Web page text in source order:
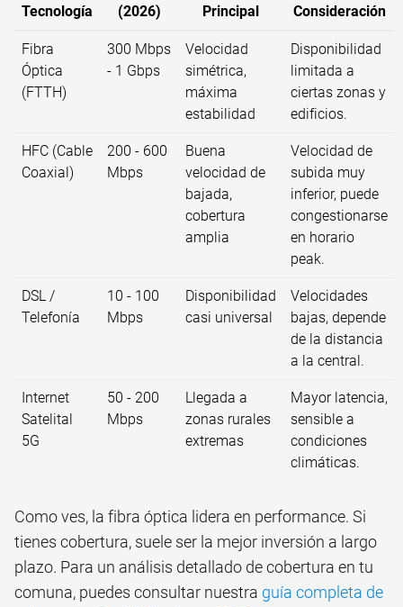
Tecnología
(2026)
Principal
Consideración
Fibra
Óptica
(FTTH)
300 Mbps
- 1 Gbps
Velocidad
simétrica,
máxima
estabilidad
Disponibilidad
limitada a
ciertas zonas y
edificios.
HFC (Cable
Coaxial)
200 - 600
Mbps
Buena
velocidad de
bajada,
cobertura
amplia
Velocidad de
subida muy
inferior, puede
congestionarse
en horario
peak.
DSL /
Telefonía
10 - 100
Mbps
Disponibilidad
casi universal
Velocidades
bajas, depende
de la distancia
a la central.
Internet
Satelital
5G
50 - 200
Mbps
Llegada a
zonas rurales
extremas
Mayor latencia,
sensible a
condiciones
climáticas.
Como ves, la fibra óptica lidera en performance. Si
tienes cobertura, suele ser la mejor inversión a largo
plazo. Para un análisis detallado de cobertura en tu
comuna, puedes consultar nuestra guía completa de